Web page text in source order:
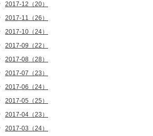
2017-12（20）
2017-11（26）
2017-10（24）
2017-09（22）
2017-08（28）
2017-07（23）
2017-06（24）
2017-05（25）
2017-04（23）
2017-03（24）